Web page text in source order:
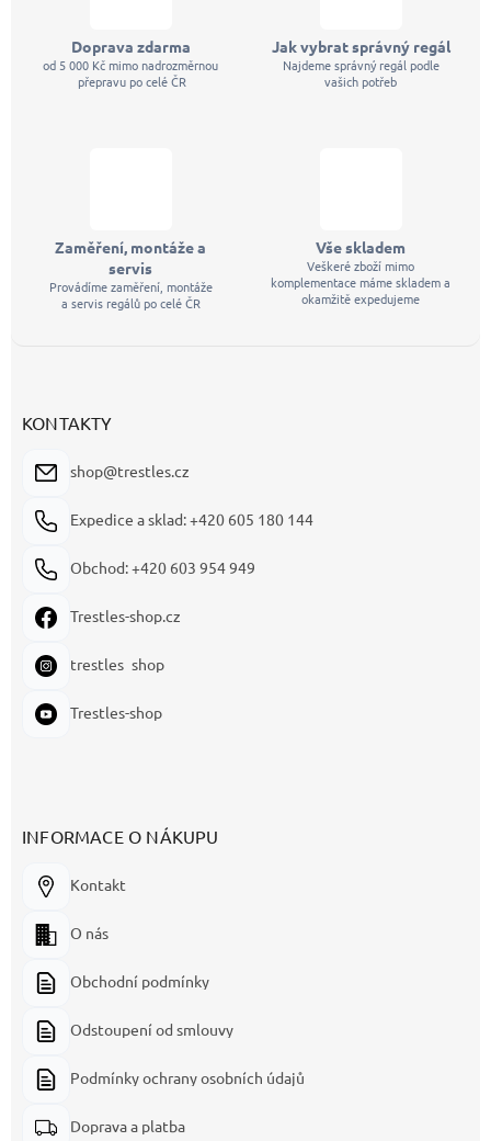
Doprava zdarma
od 5 000 Kč mimo nadrozměrnou
přepravu po celé ČR
Jak vybrat správný regál
Najdeme správný regál podle
vašich potřeb
Zaměření, montáže a
servis
Provádíme zaměření, montáže
a servis regálů po celé ČR
Vše skladem
Veškeré zboží mimo
komplementace máme skladem a
okamžitě expedujeme
KONTAKTY
shop@trestles.cz
Expedice a sklad: +420 605 180 144
Obchod: +420 603 954 949
Trestles-shop.cz
trestles_shop
Trestles-shop
INFORMACE O NÁKUPU
Kontakt
O nás
Obchodní podmínky
Odstoupení od smlouvy
Podmínky ochrany osobních údajů
Doprava a platba